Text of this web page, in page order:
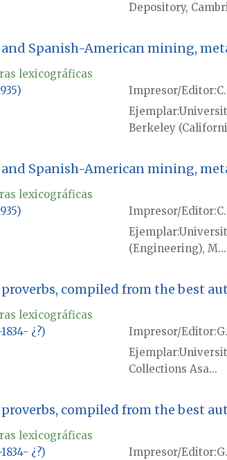
Depository,
Spanish-American mining,
lexicográficas
Impresor/Editor
Ejemplar
Berkeley
Spanish-American mining,
lexicográficas
Impresor/Editor
Ejemplar
(Engineering), M...
compiled from the best
lexicográficas
¿?) Impresor/Editor
Ejemplar
Collections Asa...
compiled from the best
lexicográficas
¿?) Impresor/Editor